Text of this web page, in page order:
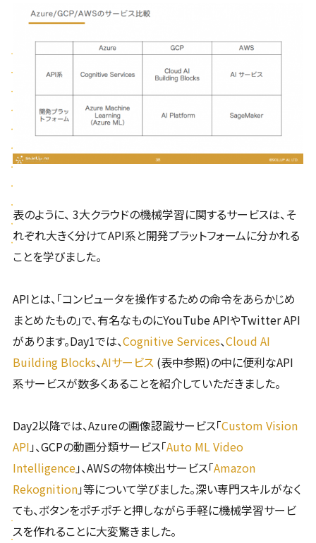
表のように、 3大クラウドの機械学習に関するサービスは、そ
れぞれ大きく分けてAPI系と開発プラットフォームに分かれる
ことを学びました。
APIとは、「コンピュータを操作するための命令をあらかじめ
まとめたもの」で、有名なものにYouTube APIやTwitter API
があります。Day1では、Cognitive Services、Cloud AI
Building Blocks、AIサービス(表中参照)の中に便利なAPI
系サービスが数多くあることを紹介していただきました。
Day2以降では、Azureの画像認識サービス「Custom Vision
API」、GCPの動画分類サービス「Auto ML Video
Intelligence」、AWSの物体検出サービス「Amazon
Rekognition」等について学びました。深い専門スキルがなく
ても、ボタンをポチポチと押しながら手軽に機械学習サービ
スを作れることに大変驚きました。